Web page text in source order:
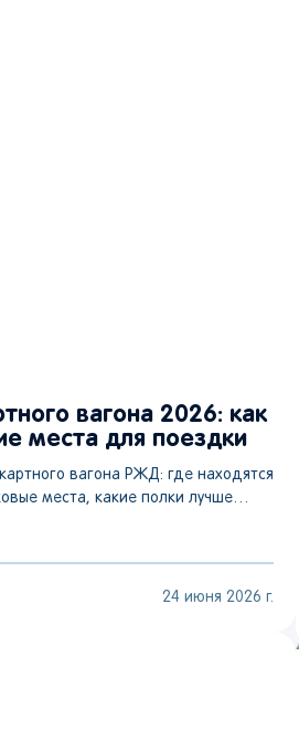
вагона 2026: как
места для поездки
вагона РЖД: где находятся
места, какие полки лучше
24 июня 2026 г.